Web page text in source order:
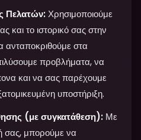
Πελατών:Χρησιμοποιούμε
και το ιστορικό σας στην
στα
προβλήματα, να
και να σας παρέχουμε
υποστήριξη.
(με συγκατάθεση): Με
σας, μπορούμε να